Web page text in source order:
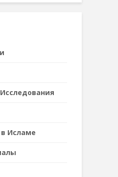
Исламе